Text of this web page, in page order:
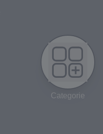
Categorie